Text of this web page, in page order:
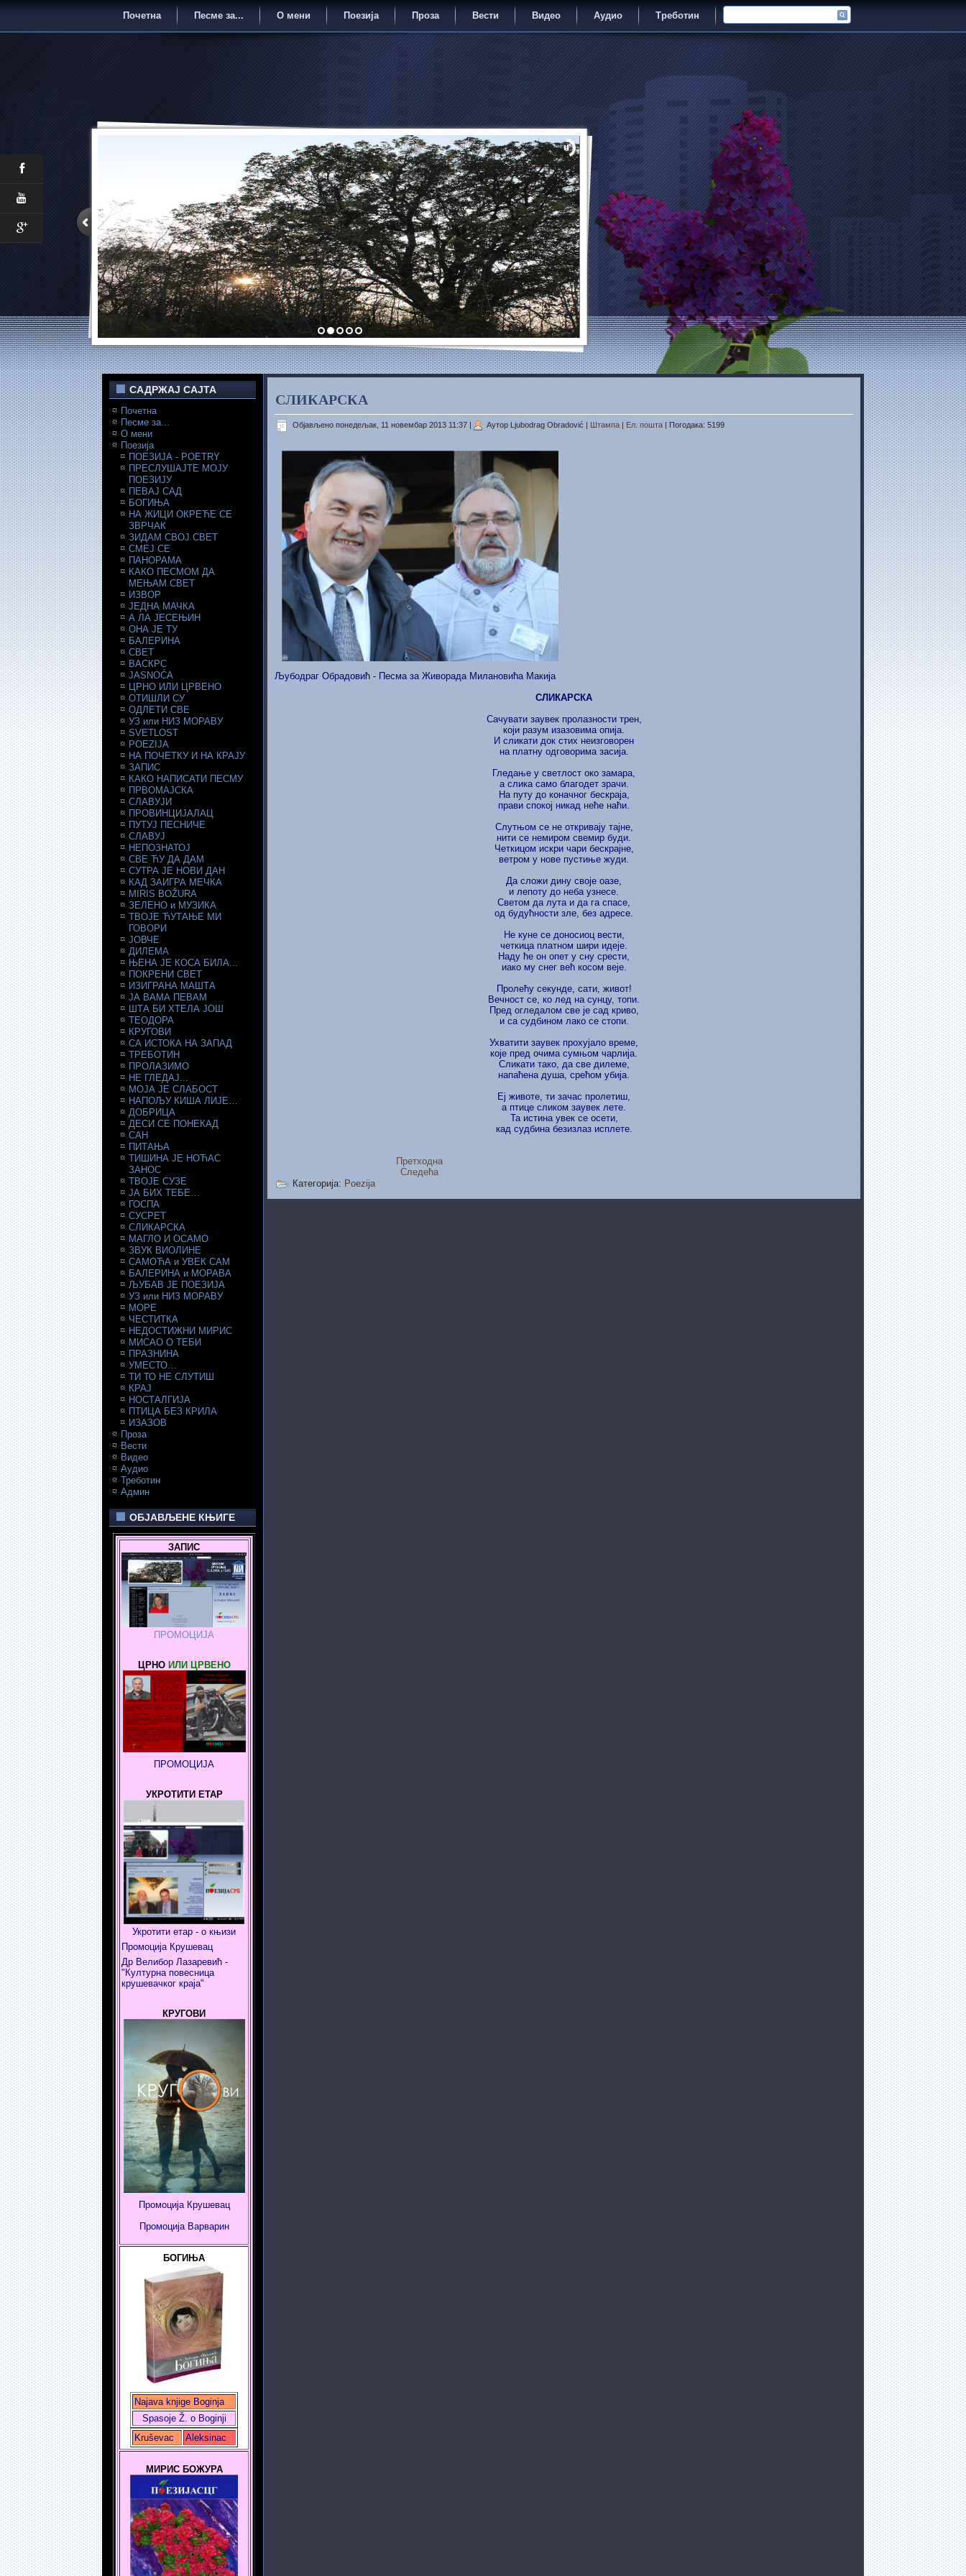
Почетна Песме за... О мени Поезија Проза Вести Видео Аудио Треботин
САДРЖАЈ САЈТА
Почетна
Песме за...
О мени
Поезија
ПОЕЗИЈА - POETRY
ПРЕСЛУШАЈТЕ МОЈУ
ПОЕЗИЈУ
ПЕВАЈ САД
БОГИЊА
НА ЖИЦИ ОКРЕЋЕ СЕ
ЗВРЧАК
ЗИДАМ СВОЈ СВЕТ
СМЕЈ СЕ
ПАНОРАМА
КАКО ПЕСМОМ ДА
МЕЊАМ СВЕТ
ИЗВОР
ЈЕДНА МАЧКА
А ЛА ЈЕСЕЊИН
ОНА ЈЕ ТУ
БАЛЕРИНА
СВЕТ
ВАСКРС
JASNOĆA
ЦРНО ИЛИ ЦРВЕНО
ОТИШЛИ СУ
ОДЛЕТИ СВЕ
УЗ или НИЗ МОРАВУ
SVETLOST
POEZIJA
НА ПОЧЕТКУ И НА КРАЈУ
ЗАПИС
КАКО НАПИСАТИ ПЕСМУ
ПРВОМАЈСКА
СЛАВУЈИ
ПРОВИНЦИЈАЛАЦ
ПУТУЈ ПЕСНИЧЕ
СЛАВУЈ
НЕПОЗНАТОЈ
СВЕ ЋУ ДА ДАМ
СУТРА ЈЕ НОВИ ДАН
КАД ЗАИГРА МЕЧКА
MIRIS BOŽURA
ЗЕЛЕНО и МУЗИКА
ТВОЈЕ ЋУТАЊЕ МИ
ГОВОРИ
ЈОВЧЕ
ДИЛЕМА
ЊЕНА ЈЕ КОСА БИЛА...
ПОКРЕНИ СВЕТ
ИЗИГРАНА МАШТА
ЈА ВАМА ПЕВАМ
ШТА БИ ХТЕЛА ЈОШ
ТЕОДОРА
КРУГОВИ
СА ИСТОКА НА ЗАПАД
ТРЕБОТИН
ПРОЛАЗИМО
НЕ ГЛЕДАЈ...
МОЈА ЈЕ СЛАБОСТ
НАПОЉУ КИША ЛИЈЕ…
ДОБРИЦА
ДЕСИ СЕ ПОНЕКАД
САН
ПИТАЊА
ТИШИНА ЈЕ НОЋАС
ЗАНОС
ТВОЈЕ СУЗЕ
ЈА БИХ ТЕБЕ…
ГОСПА
СУСРЕТ
СЛИКАРСКА
МАГЛО И ОСАМО
ЗВУК ВИОЛИНЕ
САМОЋА и УВЕК САМ
БАЛЕРИНА и МОРАВА
ЉУБАВ ЈЕ ПОЕЗИЈА
УЗ или НИЗ МОРАВУ
МОРЕ
ЧЕСТИТКА
НЕДОСТИЖНИ МИРИС
МИСАО О ТЕБИ
ПРАЗНИНА
УМЕСТО…
ТИ ТО НЕ СЛУТИШ
КРАЈ
НОСТАЛГИЈА
ПТИЦА БЕЗ КРИЛА
ИЗАЗОВ
Проза
Вести
Видео
Аудио
Треботин
Админ
ОБЈАВЉЕНЕ КЊИГЕ
ЗАПИС
ПРОМОЦИЈА
ЦРНО ИЛИ ЦРВЕНО
ПРОМОЦИЈА
УКРОТИТИ ЕТАР
Укротити етар - о књизи
Промоција Крушевац
Др Велибор Лазаревић -
"Културна повесница
крушевачког краја"
КРУГОВИ
Промоција Крушевац
ПромоцијаВарварин
БОГИЊА
Najava knjige Boginja
Spasoje Ž. o Boginji
Kruševac
Aleksinac
МИРИС БОЖУРА
СЛИКАРСКА
Објављено понедељак, 11 новембар 2013 11:37 | Аутор Ljubodrag Obradović | Штампа | Ел. пошта | Погодака: 5199
Љубодраг Обрадовић - Песма за Живорада Милановића Макија
СЛИКАРСКА
Сачувати заувек пролазности трен,
који разум изазовима опија.
И сликати док стих неизговорен
на платну одговорима засија.
Гледање у светлост око замара,
а слика само благодет зрачи.
На путу до коначног бескраја,
прави спокој никад неће наћи.
Слутњом се не откривају тајне,
нити се немиром свемир буди.
Четкицом искри чари бескрајне,
ветром у нове пустиње жуди.
Да сложи дину своје оазе,
и лепоту до неба узнесе.
Светом да лута и да га спасе,
од будућности зле, без адресе.
Не кунe се доносиоц вести,
четкица платном шири идеје.
Наду ће он опет у сну срести,
иако му снег већ косом веје.
Пролећу секунде, сати, живот!
Вечност се, ко лед на сунцу, топи.
Пред огледалом све је сад криво,
и са судбином лако се стопи.
Ухватити заувек прохујало време,
које пред очима сумњом чарлија.
Сликати тако, да све дилеме,
напаћена душа, срећом убија.
Еј животе, ти зачас пролетиш,
а птице сликом заувек лете.
Та истина увек се осети,
кад судбина безизлаз исплете.
Претходна
Следећа
Категорија: Poezija